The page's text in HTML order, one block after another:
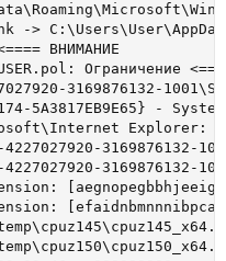
->
ВНИМАНИЕ
Ограничение
3169876132-
5A3817EB9E65} -
Explorer:
4227027920-
4227027920-